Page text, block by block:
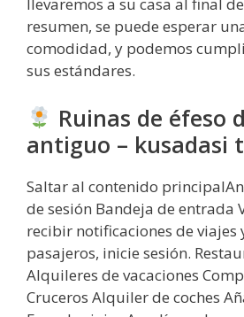
llevaremos a su casa al final
resumen, se puede esperar
comodidad, y podemos
sus estándares.
Ruinas de éfeso
antiguo – kusadasi
Saltar al contenido
de sesión Bandeja de entrada
recibir notificaciones de viajes
pasajeros, inicie sesión.
Alquileres de vacaciones
Cruceros Alquiler de coches